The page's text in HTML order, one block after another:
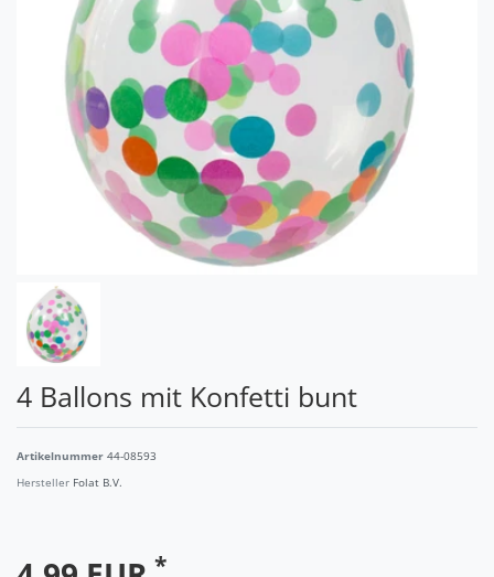
4 Ballons mit Konfetti bunt
Artikelnummer 44-08593
Hersteller Folat B.V.
*